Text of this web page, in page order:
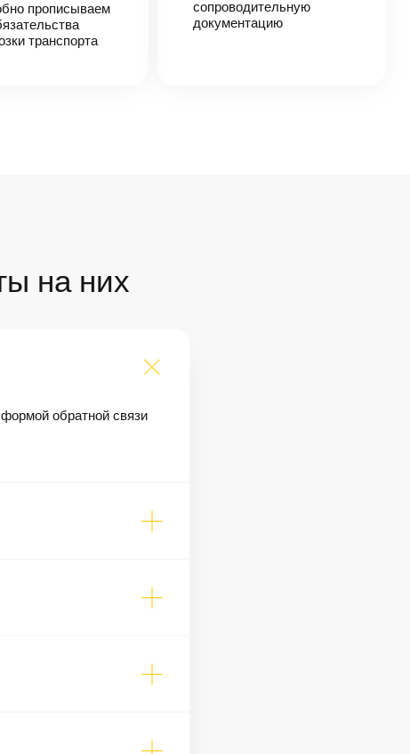
прописываем
транспорта
сопроводительную
документацию
на них
обратной связи